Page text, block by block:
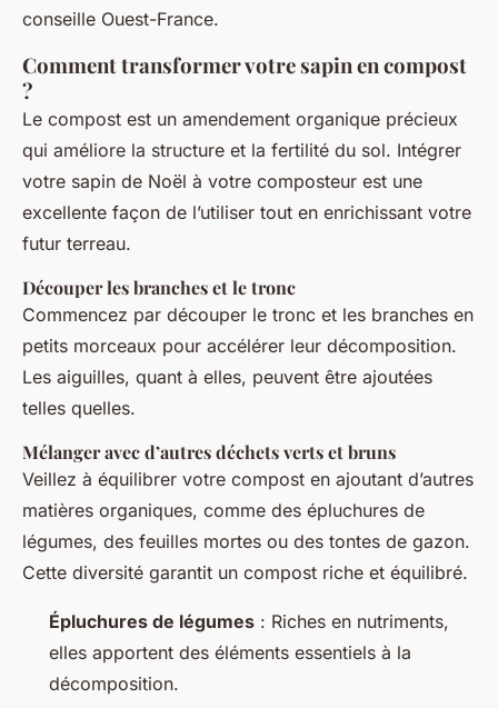
conseille Ouest-France.
Comment transformer votre sapin en compost
?
Le compost est un amendement organique précieux
qui améliore la structure et la fertilité du sol. Intégrer
votre sapin de Noël à votre composteur est une
excellente façon de l’utiliser tout en enrichissant votre
futur terreau.
Découper les branches et le tronc
Commencez par découper le tronc et les branches en
petits morceaux pour accélérer leur décomposition.
Les aiguilles, quant à elles, peuvent être ajoutées
telles quelles.
Mélanger avec d’autres déchets verts et bruns
Veillez à équilibrer votre compost en ajoutant d’autres
matières organiques, comme des épluchures de
légumes, des feuilles mortes ou des tontes de gazon.
Cette diversité garantit un compost riche et équilibré.
Épluchures de légumes : Riches en nutriments,
elles apportent des éléments essentiels à la
décomposition.